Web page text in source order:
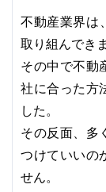
不動産業界は
取り組んでき
その中で不動
社に合った方
した。
その反面、多
つけていいの
せん。